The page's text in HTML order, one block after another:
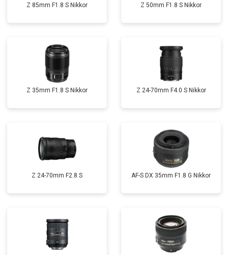
Z 85mm F1.8 S Nikkor Z 50mm F1.8 S Nikkor
Z 35mm F1.8 S Nikkor Z 24-70mm F4.0 S Nikkor
Z 24-70mm F2.8 S AF-S DX 35mm F1.8 G Nikkor